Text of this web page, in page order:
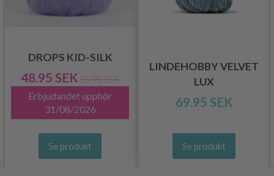
DROPS KID-SILK
48.95 SEK 55.95 SEK
Erbjudandet upphör
31/08/2026
Se produkt
LINDEHOBBY VELVET
LUX
69.95 SEK
Se produkt